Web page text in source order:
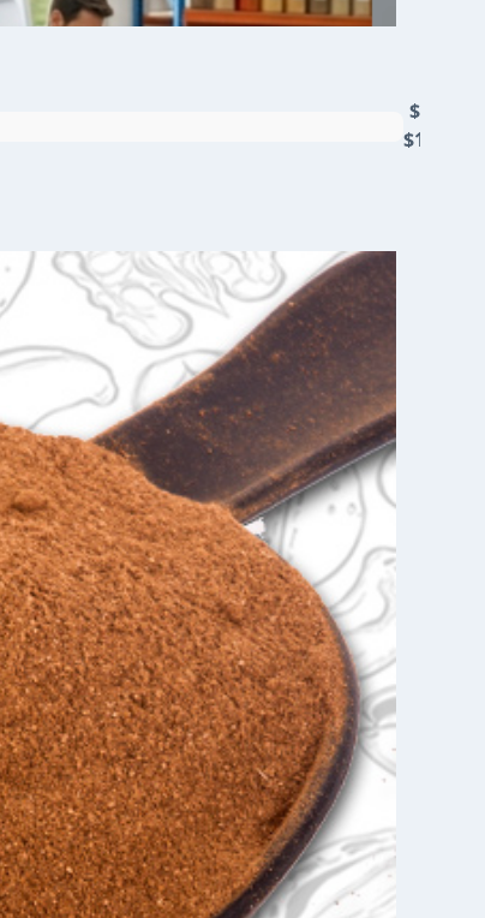
$4750 -
$19.000